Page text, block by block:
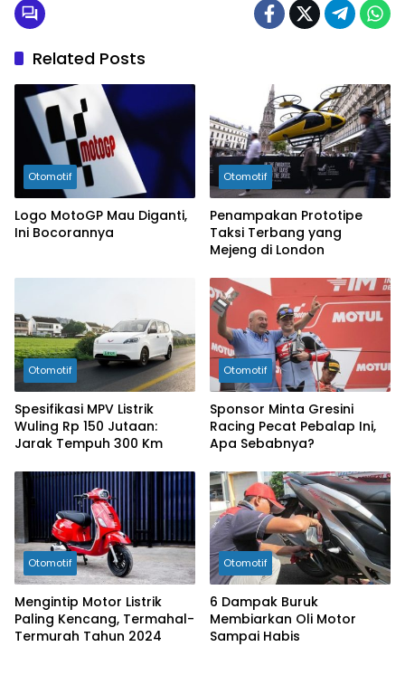
Related Posts
Otomotif
Logo MotoGP Mau Diganti,
Ini Bocorannya
Otomotif
Penampakan Prototipe
Taksi Terbang yang
Mejeng di London
Otomotif
Spesifikasi MPV Listrik
Wuling Rp 150 Jutaan:
Jarak Tempuh 300 Km
Otomotif
Sponsor Minta Gresini
Racing Pecat Pebalap Ini,
Apa Sebabnya?
Otomotif
Mengintip Motor Listrik
Paling Kencang, Termahal-
Termurah Tahun 2024
Otomotif
6 Dampak Buruk
Membiarkan Oli Motor
Sampai Habis